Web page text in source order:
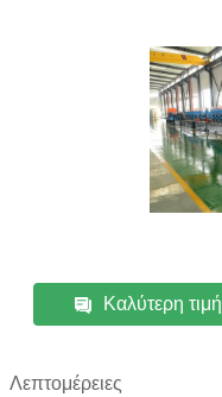
Καλύτερη τιμή
Λεπτομέρειες